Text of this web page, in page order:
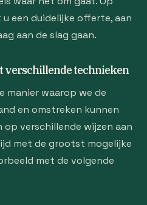
een duidelijke offerte, aan
aan de slag gaan.
verschillende technieken
manier waarop we de
en omstreken kunnen
op verschillende wijzen aan
met de grootst mogelijke
met de volgende